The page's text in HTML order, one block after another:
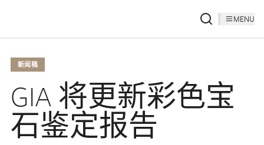
MENU
新闻稿
GIA 将更新彩色宝
石鉴定报告